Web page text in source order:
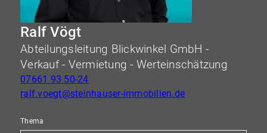
Ralf Vögt
Abteilungsleitung Blickwinkel GmbH -
Verkauf - Vermietung - Werteinschätzung
07661 93 50-24
ralf.voegt@steinhauser-immobilien.de
Thema